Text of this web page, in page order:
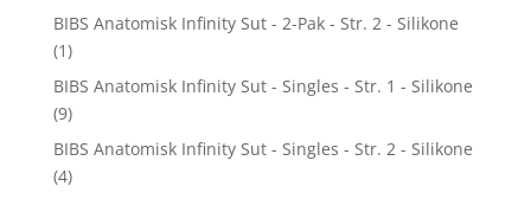
BIBS Anatomisk Infinity Sut - 2-Pak - Str. 2 - Silikone
(1)
BIBS Anatomisk Infinity Sut - Singles - Str. 1 - Silikone
(9)
BIBS Anatomisk Infinity Sut - Singles - Str. 2 - Silikone
(4)